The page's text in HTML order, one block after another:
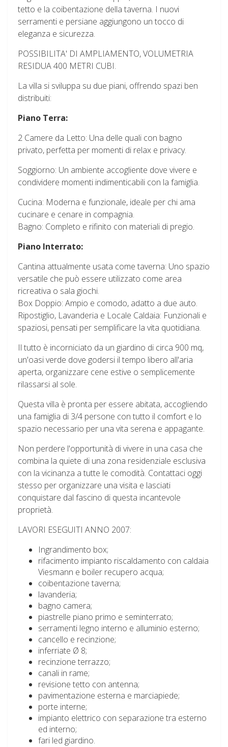
tetto e la coibentazione della taverna. I nuovi
serramenti e persiane aggiungono un tocco di
eleganza e sicurezza.
POSSIBILITA' DI AMPLIAMENTO, VOLUMETRIA
RESIDUA 400 METRI CUBI.
La villa si sviluppa su due piani, offrendo spazi ben
distribuiti:
Piano Terra:
2 Camere da Letto: Una delle quali con bagno
privato, perfetta per momenti di relax e privacy.
Soggiorno: Un ambiente accogliente dove vivere e
condividere momenti indimenticabili con la famiglia.
Cucina: Moderna e funzionale, ideale per chi ama
cucinare e cenare in compagnia.
Bagno: Completo e rifinito con materiali di pregio.
Piano Interrato:
Cantina attualmente usata come taverna: Uno spazio
versatile che può essere utilizzato come area
ricreativa o sala giochi.
Box Doppio: Ampio e comodo, adatto a due auto.
Ripostiglio, Lavanderia e Locale Caldaia: Funzionali e
spaziosi, pensati per semplificare la vita quotidiana.
Il tutto è incorniciato da un giardino di circa 900 mq,
un'oasi verde dove godersi il tempo libero all'aria
aperta, organizzare cene estive o semplicemente
rilassarsi al sole.
Questa villa è pronta per essere abitata, accogliendo
una famiglia di 3/4 persone con tutto il comfort e lo
spazio necessario per una vita serena e appagante.
Non perdere l'opportunità di vivere in una casa che
combina la quiete di una zona residenziale esclusiva
con la vicinanza a tutte le comodità. Contattaci oggi
stesso per organizzare una visita e lasciati
conquistare dal fascino di questa incantevole
proprietà.
LAVORI ESEGUITI ANNO 2007:
Ingrandimento box;
rifacimento impianto riscaldamento con caldaia
Viesmann e boiler recupero acqua;
coibentazione taverna;
lavanderia;
bagno camera;
piastrelle piano primo e seminterrato;
serramenti legno interno e alluminio esterno;
cancello e recinzione;
inferriate Ø 8;
recinzione terrazzo;
canali in rame;
revisione tetto con antenna;
pavimentazione esterna e marciapiede;
porte interne;
impianto elettrico con separazione tra esterno
ed interno;
fari led giardino.